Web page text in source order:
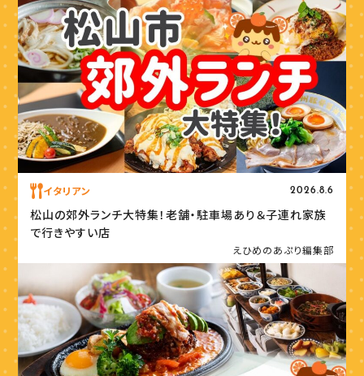
イタリアン 2026.8.6
松山の郊外ランチ大特集！老舗・駐車場あり＆子連れ家族
で行きやすい店
えひめのあぷり編集部